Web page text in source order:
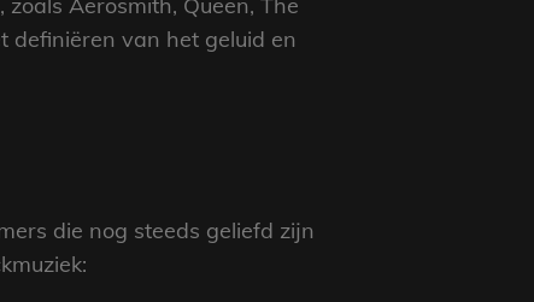
definiëren van het geluid en
die nog steeds geliefd zijn